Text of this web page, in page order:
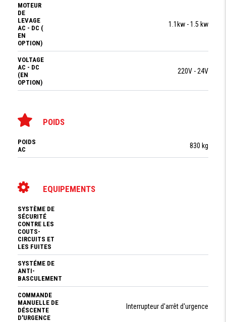
MOTEUR
DE
LEVAGE
AC - DC (
EN
OPTION)
1.1kw - 1.5 kw
VOLTAGE
AC - DC
(EN
OPTION)
220V - 24V
POIDS
POIDS
AC
830 kg
EQUIPEMENTS
SYSTÈME DE
SÉCURITÉ
CONTRE LES
COUTS-
CIRCUITS ET
LES FUITES
SYSTÉME DE
ANTI-
BASCULEMENT
COMMANDE
MANUELLE DE
DÉSCENTE
D'URGENCE
Interrupteur d'arrêt d'urgence